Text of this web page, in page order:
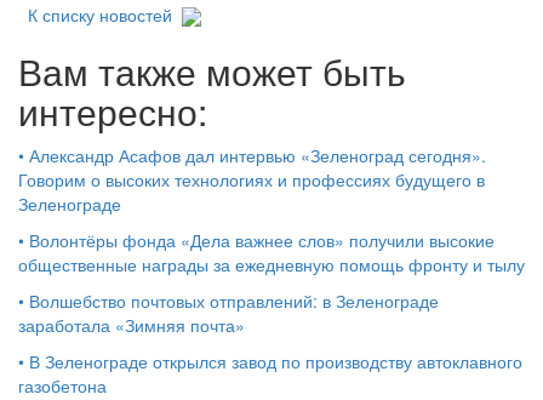
К списку новостей
Вам также может быть
интересно:
• Александр Асафов дал интервью «Зеленоград сегодня».
Говорим о высоких технологиях и профессиях будущего в
Зеленограде
• Волонтёры фонда «Дела важнее слов» получили высокие
общественные награды за ежедневную помощь фронту и тылу
• Волшебство почтовых отправлений: в Зеленограде
заработала «Зимняя почта»
• В Зеленограде открылся завод по производству автоклавного
газобетона